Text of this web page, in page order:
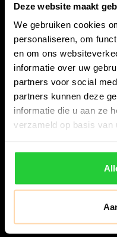
Deze website maakt
We gebruiken cookies
personaliseren, om
en om ons
informatie over uw
partners voor social
partners kunnen deze
informatie die u aan ze
verzameld op basis van
Bespanracket.nl is dé